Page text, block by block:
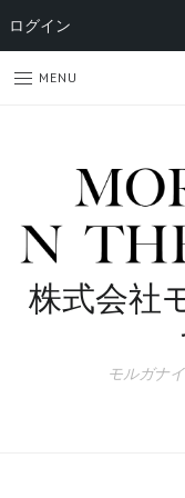
MENU
株式会社
モルガナ
ログイン